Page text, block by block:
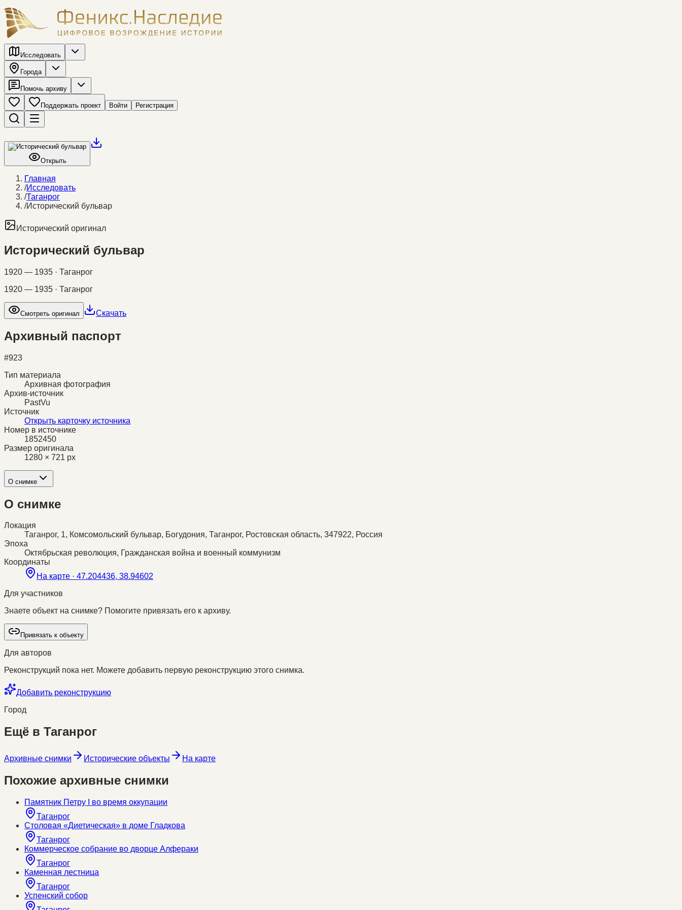
Исследовать
Города
Помочь архиву
Поддержать проект Войти Регистрация
Открыть
Главная
/Исследовать
/Таганрог
/Исторический бульвар
Исторический оригинал
Исторический бульвар
1920 — 1935 · Таганрог
1920 — 1935 · Таганрог
Смотреть оригинал Скачать
Архивный паспорт
#923
Тип материала
Архивная фотография
Архив-источник
PastVu
Источник
Открыть карточку источника
Номер в источнике
1852450
Размер оригинала
1280 × 721 px
О снимке
О снимке
Локация
Таганрог, 1, Комсомольский бульвар, Богудония, Таганрог, Ростовская область, 347922, Россия
Эпоха
Октябрьская революция, Гражданская война и военный коммунизм
Координаты
На карте · 47.204436, 38.94602
Для участников
Знаете объект на снимке? Помогите привязать его к архиву.
Привязать к объекту
Для авторов
Реконструкций пока нет. Можете добавить первую реконструкцию этого снимка.
Добавить реконструкцию
Город
Ещё в Таганрог
Архивные снимки Исторические объекты На карте
Похожие архивные снимки
Памятник Петру I во время оккупации
Таганрог
Столовая «Диетическая» в доме Гладкова
Таганрог
Коммерческое собрание во дворце Алфераки
Таганрог
Каменная лестница
Таганрог
Успенский собор